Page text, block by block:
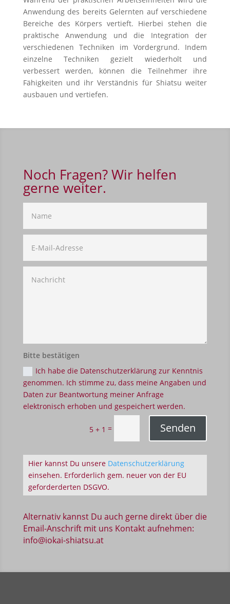
Anwendung des bereits Gelernten auf verschiedene
Bereiche des Körpers vertieft. Hierbei stehen die
praktische Anwendung und die Integration der
verschiedenen Techniken im Vordergrund. Indem
einzelne Techniken gezielt wiederholt und
verbessert werden, können die Teilnehmer ihre
Fähigkeiten und ihr Verständnis für Shiatsu weiter
ausbauen und vertiefen.
Noch Fragen? Wir helfen
gerne weiter.
Bitte bestätigen
Ich habe die Datenschutzerklärung zur Kenntnis
genommen. Ich stimme zu, dass meine Angaben und
Daten zur Beantwortung meiner Anfrage
elektronisch erhoben und gespeichert werden.
5 + 1 = Senden
Hier kannst Du unsere Datenschutzerklärung
einsehen. Erforderlich gem. neuer von der EU
geforderderten DSGVO.
Alternativ kannst Du auch gerne direkt über die
Email-Anschrift mit uns Kontakt aufnehmen:
info@iokai-shiatsu.at